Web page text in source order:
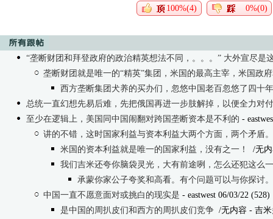
100%(4) 0%(0)
“垄断财团和拜登政府的政治精英想法不同，。。。” 大外宣尽是
垄断财团就是唯一的“精英”集团，米国的最高主宰，米国政府和政客必须全心全意地为他们服务，
西方垄断集团犬养的买办们，忽悠中国老百忽悠了四十年，就
总统一直幻想先易后难，先把俄国再进一步肢解掉，以便全力对付中国，可惜在这个世
至少在逻辑上，美国同中国闹翻对跨国垄断资本是不利的 -
讲的不错，这时国家利益与资本利益大两个方面，两个矛盾。是对立，还
米国的资本利益就是唯一的国家利益，没有之一！
/无
我们吉米还夸你脑袋灵光，大有前途咧，怎么还犯这么
承蒙你家公子夸奖和高看。有个问题可以与你探讨
中国一直不愿意面对或挑白的现实是 - eastwest 06/03/22 (528)
是中国的周扒皮们和西方的周扒皮们竞争 /无内容 - 吉米